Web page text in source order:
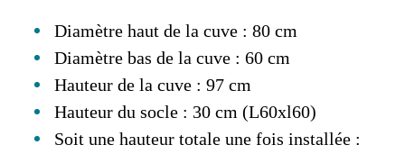
Diamètre haut de la cuve : 80 cm
Diamètre bas de la cuve : 60 cm
Hauteur de la cuve : 97 cm
Hauteur du socle : 30 cm (L60xl60)
Soit une hauteur totale une fois installée :